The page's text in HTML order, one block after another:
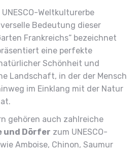
Weltkulturerbe
Bedeutung dieser
Frankreichs“ bezeichnet
eine perfekte
Schönheit und
Landschaft, in der der Mensch
im Einklang mit der Natur
gehören auch zahlreiche
und Dörfer zum UNESCO-
Amboise, Chinon, Saumur